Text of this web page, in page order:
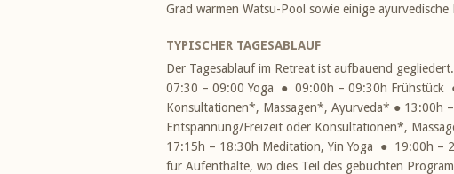
Grad warmen Watsu-Pool sowie einige ayurvedische
TYPISCHER TAGESABLAUF
Der Tagesablauf im Retreat ist aufbauend
07:30 – 09:00 Yoga ● 09:00h – 09:30h Frühstück
Konsultationen*, Massagen*, Ayurveda* ●
Entspannung/Freizeit oder Konsultationen*,
17:15h – 18:30h Meditation, Yin Yoga ● 19:00h –
für Aufenthalte, wo dies Teil des gebuchten